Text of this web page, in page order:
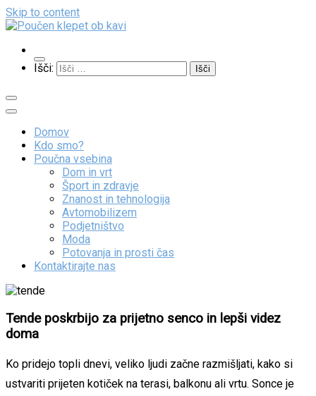
Skip to content
Poučen klepet ob kavi
Veliko zanimivih vsebin
Išči:
Domov
Kdo smo?
Poučna vsebina
Dom in vrt
Šport in zdravje
Znanost in tehnologija
Avtomobilizem
Podjetništvo
Moda
Potovanja in prosti čas
Kontaktirajte nas
Tende poskrbijo za prijetno senco in lepši videz
doma
Ko pridejo topli dnevi, veliko ljudi začne razmišljati, kako si
ustvariti prijeten kotiček na terasi, balkonu ali vrtu. Sonce je